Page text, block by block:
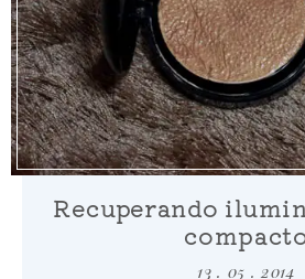
Recuperando
13 . 05 . 2014